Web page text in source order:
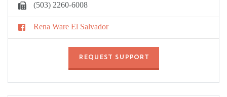
(503) 2260-6008
Rena Ware El Salvador
REQUEST SUPPORT